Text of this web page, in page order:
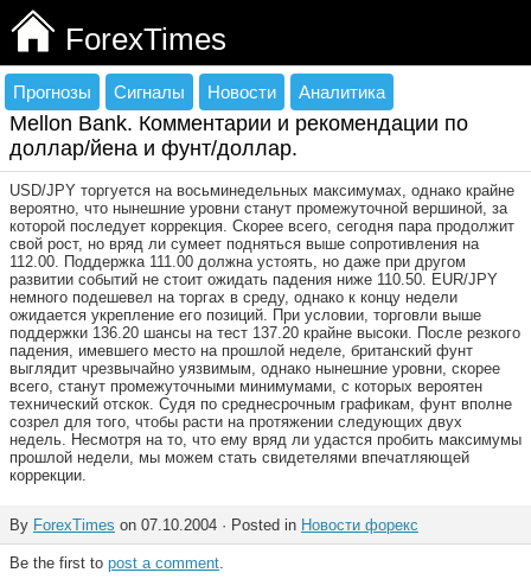
ForexTimes
Прогнозы Сигналы Новости Аналитика
Mellon Bank. Комментарии и рекомендации по
доллар/йена и фунт/доллар.
USD/JPY торгуется на восьминедельных максимумах, однако крайне
вероятно, что нынешние уровни станут промежуточной вершиной, за
которой последует коррекция. Скорее всего, сегодня пара продолжит
свой рост, но вряд ли сумеет подняться выше сопротивления на
112.00. Поддержка 111.00 должна устоять, но даже при другом
развитии событий не стоит ожидать падения ниже 110.50. EUR/JPY
немного подешевел на торгах в среду, однако к концу недели
ожидается укрепление его позиций. При условии, торговли выше
поддержки 136.20 шансы на тест 137.20 крайне высоки. После резкого
падения, имевшего место на прошлой неделе, британский фунт
выглядит чрезвычайно уязвимым, однако нынешние уровни, скорее
всего, станут промежуточными минимумами, с которых вероятен
технический отскок. Судя по среднесрочным графикам, фунт вполне
созрел для того, чтобы расти на протяжении следующих двух
недель. Несмотря на то, что ему вряд ли удастся пробить максимумы
прошлой недели, мы можем стать свидетелями впечатляющей
коррекции.
By ForexTimes on 07.10.2004 · Posted in Новости форекс
Be the first to post a comment.